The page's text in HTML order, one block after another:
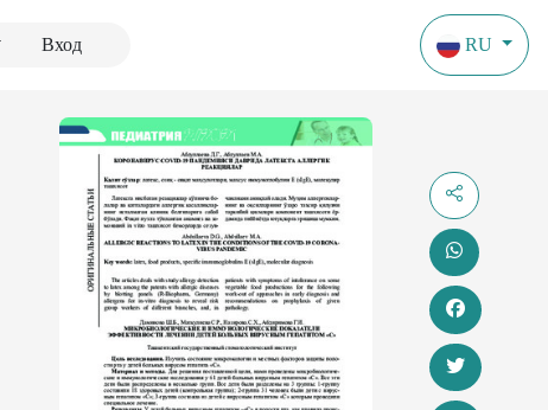
Вход RU